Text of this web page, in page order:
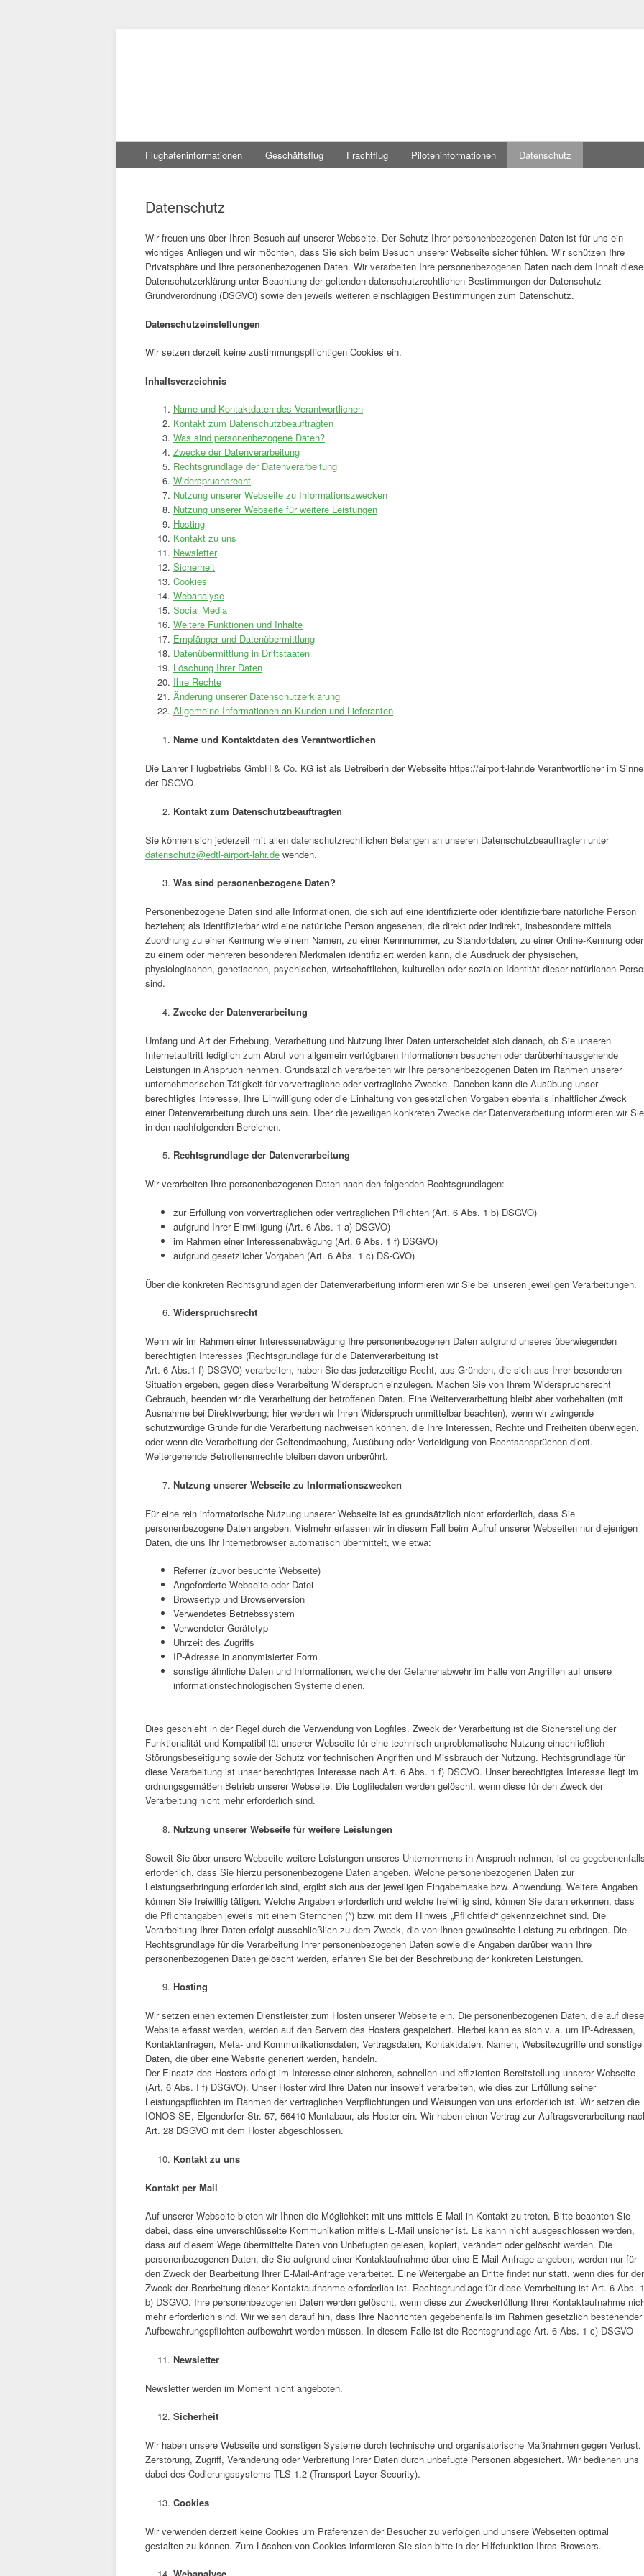
Inhalt
Flughafeninformationen Geschäftsflug Frachtflug Piloteninformationen Datenschutz
Datenschutz
Wir freuen uns über Ihren Besuch auf unserer Webseite. Der Schutz Ihrer personenbezogenen Daten ist für uns ein
wichtiges Anliegen und wir möchten, dass Sie sich beim Besuch unserer Webseite sicher fühlen. Wir schützen Ihre
Privatsphäre und Ihre personenbezogenen Daten. Wir verarbeiten Ihre personenbezogenen Daten nach dem Inhalt
Datenschutzerklärung unter Beachtung der geltenden datenschutzrechtlichen Bestimmungen der Datenschutz-
Grundverordnung (DSGVO) sowie den jeweils weiteren einschlägigen Bestimmungen zum Datenschutz.
Datenschutzeinstellungen
Wir setzen derzeit keine zustimmungspflichtigen Cookies ein.
Inhaltsverzeichnis
Name und Kontaktdaten des Verantwortlichen
Kontakt zum Datenschutzbeauftragten
Was sind personenbezogene Daten?
Zwecke der Datenverarbeitung
Rechtsgrundlage der Datenverarbeitung
Widerspruchsrecht
Nutzung unserer Webseite zu Informationszwecken
Nutzung unserer Webseite für weitere Leistungen
Hosting
Kontakt zu uns
Newsletter
Sicherheit
Cookies
Webanalyse
Social Media
Weitere Funktionen und Inhalte
Empfänger und Datenübermittlung
Datenübermittlung in Drittstaaten
Löschung Ihrer Daten
Ihre Rechte
Änderung unserer Datenschutzerklärung
Allgemeine Informationen an Kunden und Lieferanten
Name und Kontaktdaten des Verantwortlichen
Die Lahrer Flugbetriebs GmbH & Co. KG ist als Betreiberin der Webseite https://airport-lahr.de Verantwortlicher im Sinne
der DSGVO.
Kontakt zum Datenschutzbeauftragten
Sie können sich jederzeit mit allen datenschutzrechtlichen Belangen an unseren Datenschutzbeauftragten unter
datenschutz@edtl-airport-lahr.de wenden.
Was sind personenbezogene Daten?
Personenbezogene Daten sind alle Informationen, die sich auf eine identifizierte oder identifizierbare natürliche Person
beziehen; als identifizierbar wird eine natürliche Person angesehen, die direkt oder indirekt, insbesondere mittels
Zuordnung zu einer Kennung wie einem Namen, zu einer Kennnummer, zu Standortdaten, zu einer Online-Kennung oder
zu einem oder mehreren besonderen Merkmalen identifiziert werden kann, die Ausdruck der physischen,
physiologischen, genetischen, psychischen, wirtschaftlichen, kulturellen oder sozialen Identität dieser natürlichen
sind.
Zwecke der Datenverarbeitung
Umfang und Art der Erhebung, Verarbeitung und Nutzung Ihrer Daten unterscheidet sich danach, ob Sie unseren
Internetauftritt lediglich zum Abruf von allgemein verfügbaren Informationen besuchen oder darüberhinausgehende
Leistungen in Anspruch nehmen. Grundsätzlich verarbeiten wir Ihre personenbezogenen Daten im Rahmen unserer
unternehmerischen Tätigkeit für vorvertragliche oder vertragliche Zwecke. Daneben kann die Ausübung unser
berechtigtes Interesse, Ihre Einwilligung oder die Einhaltung von gesetzlichen Vorgaben ebenfalls inhaltlicher Zweck
einer Datenverarbeitung durch uns sein. Über die jeweiligen konkreten Zwecke der Datenverarbeitung informieren wir Sie
in den nachfolgenden Bereichen.
Rechtsgrundlage der Datenverarbeitung
Wir verarbeiten Ihre personenbezogenen Daten nach den folgenden Rechtsgrundlagen:
zur Erfüllung von vorvertraglichen oder vertraglichen Pflichten (Art. 6 Abs. 1 b) DSGVO)
aufgrund Ihrer Einwilligung (Art. 6 Abs. 1 a) DSGVO)
im Rahmen einer Interessenabwägung (Art. 6 Abs. 1 f) DSGVO)
aufgrund gesetzlicher Vorgaben (Art. 6 Abs. 1 c) DS-GVO)
Über die konkreten Rechtsgrundlagen der Datenverarbeitung informieren wir Sie bei unseren jeweiligen Verarbeitungen.
Widerspruchsrecht
Wenn wir im Rahmen einer Interessenabwägung Ihre personenbezogenen Daten aufgrund unseres überwiegenden
berechtigten Interesses (Rechtsgrundlage für die Datenverarbeitung ist
Art. 6 Abs.1 f) DSGVO) verarbeiten, haben Sie das jederzeitige Recht, aus Gründen, die sich aus Ihrer besonderen
Situation ergeben, gegen diese Verarbeitung Widerspruch einzulegen. Machen Sie von Ihrem Widerspruchsrecht
Gebrauch, beenden wir die Verarbeitung der betroffenen Daten. Eine Weiterverarbeitung bleibt aber vorbehalten (mit
Ausnahme bei Direktwerbung; hier werden wir Ihren Widerspruch unmittelbar beachten), wenn wir zwingende
schutzwürdige Gründe für die Verarbeitung nachweisen können, die Ihre Interessen, Rechte und Freiheiten überwiegen,
oder wenn die Verarbeitung der Geltendmachung, Ausübung oder Verteidigung von Rechtsansprüchen dient.
Weitergehende Betroffenenrechte bleiben davon unberührt.
Nutzung unserer Webseite zu Informationszwecken
Für eine rein informatorische Nutzung unserer Webseite ist es grundsätzlich nicht erforderlich, dass Sie
personenbezogene Daten angeben. Vielmehr erfassen wir in diesem Fall beim Aufruf unserer Webseiten nur diejenigen
Daten, die uns Ihr Internetbrowser automatisch übermittelt, wie etwa:
Referrer (zuvor besuchte Webseite)
Angeforderte Webseite oder Datei
Browsertyp und Browserversion
Verwendetes Betriebssystem
Verwendeter Gerätetyp
Uhrzeit des Zugriffs
IP-Adresse in anonymisierter Form
sonstige ähnliche Daten und Informationen, welche der Gefahrenabwehr im Falle von Angriffen auf unsere
informationstechnologischen Systeme dienen.
Dies geschieht in der Regel durch die Verwendung von Logfiles. Zweck der Verarbeitung ist die Sicherstellung der
Funktionalität und Kompatibilität unserer Webseite für eine technisch unproblematische Nutzung einschließlich
Störungsbeseitigung sowie der Schutz vor technischen Angriffen und Missbrauch der Nutzung. Rechtsgrundlage für
diese Verarbeitung ist unser berechtigtes Interesse nach Art. 6 Abs. 1 f) DSGVO. Unser berechtigtes Interesse liegt im
ordnungsgemäßen Betrieb unserer Webseite. Die Logfiledaten werden gelöscht, wenn diese für den Zweck der
Verarbeitung nicht mehr erforderlich sind.
Nutzung unserer Webseite für weitere Leistungen
Soweit Sie über unsere Webseite weitere Leistungen unseres Unternehmens in Anspruch nehmen, ist es
erforderlich, dass Sie hierzu personenbezogene Daten angeben. Welche personenbezogenen Daten zur
Leistungserbringung erforderlich sind, ergibt sich aus der jeweiligen Eingabemaske bzw. Anwendung. Weitere Angaben
können Sie freiwillig tätigen. Welche Angaben erforderlich und welche freiwillig sind, können Sie daran erkennen, dass
die Pflichtangaben jeweils mit einem Sternchen (*) bzw. mit dem Hinweis „Pflichtfeld“ gekennzeichnet sind. Die
Verarbeitung Ihrer Daten erfolgt ausschließlich zu dem Zweck, die von Ihnen gewünschte Leistung zu erbringen. Die
Rechtsgrundlage für die Verarbeitung Ihrer personenbezogenen Daten sowie die Angaben darüber wann Ihre
personenbezogenen Daten gelöscht werden, erfahren Sie bei der Beschreibung der konkreten Leistungen.
Hosting
Wir setzen einen externen Dienstleister zum Hosten unserer Webseite ein. Die personenbezogenen Daten, die auf
Website erfasst werden, werden auf den Servern des Hosters gespeichert. Hierbei kann es sich v. a. um IP-Adressen,
Kontaktanfragen, Meta- und Kommunikationsdaten, Vertragsdaten, Kontaktdaten, Namen, Websitezugriffe und sonstige
Daten, die über eine Website generiert werden, handeln.
Der Einsatz des Hosters erfolgt im Interesse einer sicheren, schnellen und effizienten Bereitstellung unserer Webseite
(Art. 6 Abs. I f) DSGVO). Unser Hoster wird Ihre Daten nur insoweit verarbeiten, wie dies zur Erfüllung seiner
Leistungspflichten im Rahmen der vertraglichen Verpflichtungen und Weisungen von uns erforderlich ist. Wir setzen die
IONOS SE, Elgendorfer Str. 57, 56410 Montabaur, als Hoster ein. Wir haben einen Vertrag zur Auftragsverarbeitung
Art. 28 DSGVO mit dem Hoster abgeschlossen.
Kontakt zu uns
Kontakt per Mail
Auf unserer Webseite bieten wir Ihnen die Möglichkeit mit uns mittels E-Mail in Kontakt zu treten. Bitte beachten Sie
dabei, dass eine unverschlüsselte Kommunikation mittels E-Mail unsicher ist. Es kann nicht ausgeschlossen werden,
dass auf diesem Wege übermittelte Daten von Unbefugten gelesen, kopiert, verändert oder gelöscht werden. Die
personenbezogenen Daten, die Sie aufgrund einer Kontaktaufnahme über eine E-Mail-Anfrage angeben, werden nur für
den Zweck der Bearbeitung Ihrer E-Mail-Anfrage verarbeitet. Eine Weitergabe an Dritte findet nur statt, wenn dies für
Zweck der Bearbeitung dieser Kontaktaufnahme erforderlich ist. Rechtsgrundlage für diese Verarbeitung ist Art. 6 Abs. 1
b) DSGVO. Ihre personenbezogenen Daten werden gelöscht, wenn diese zur Zweckerfüllung Ihrer Kontaktaufnahme
mehr erforderlich sind. Wir weisen darauf hin, dass Ihre Nachrichten gegebenenfalls im Rahmen gesetzlich bestehender
Aufbewahrungspflichten aufbewahrt werden müssen. In diesem Falle ist die Rechtsgrundlage Art. 6 Abs. 1 c) DSGVO
Newsletter
Newsletter werden im Moment nicht angeboten.
Sicherheit
Wir haben unsere Webseite und sonstigen Systeme durch technische und organisatorische Maßnahmen gegen Verlust,
Zerstörung, Zugriff, Veränderung oder Verbreitung Ihrer Daten durch unbefugte Personen abgesichert. Wir bedienen uns
dabei des Codierungssystems TLS 1.2 (Transport Layer Security).
Cookies
Wir verwenden derzeit keine Cookies um Präferenzen der Besucher zu verfolgen und unsere Webseiten optimal
gestalten zu können. Zum Löschen von Cookies informieren Sie sich bitte in der Hilfefunktion Ihres Browsers.